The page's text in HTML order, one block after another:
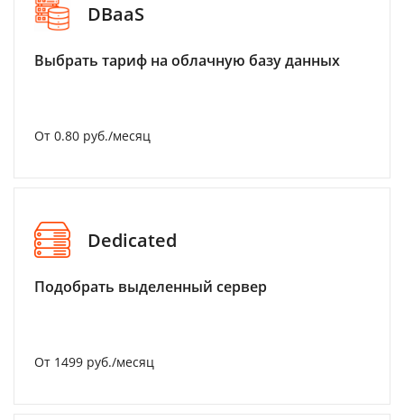
DBaaS
Выбрать тариф на облачную базу данных
От 0.80 руб./месяц
Dedicated
Подобрать выделенный сервер
От 1499 руб./месяц